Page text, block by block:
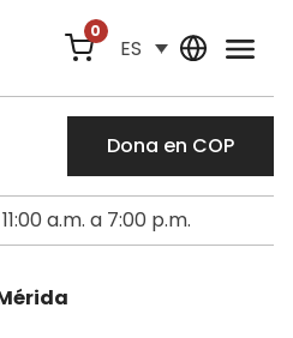
0
ES
Dona en COP
a.m. a 7:00 p.m.